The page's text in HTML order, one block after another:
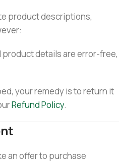
product descriptions,
details are error-free,
your remedy is to return it
Refund Policy.
an offer to purchase